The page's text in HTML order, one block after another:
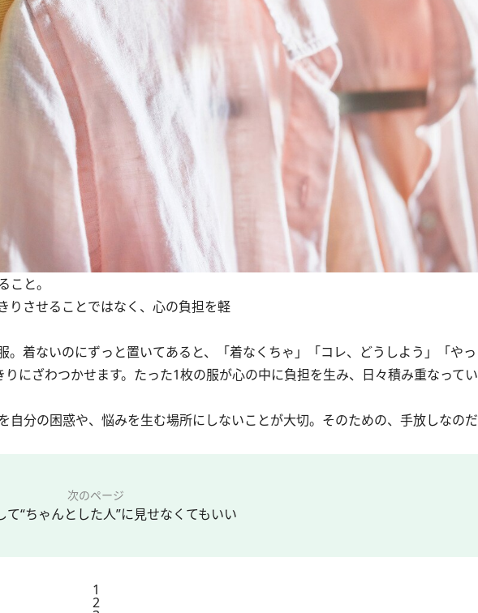
と。
りさせることではなく、心の負担を軽
着ないのにずっと置いてあると、「着なくちゃ」「コレ、どうしよう」「やっ
にざわつかせます。たった1枚の服が心の中に負担を生み、日々積み重なってい
分の困惑や、悩みを生む場所にしないことが大切。そのための、手放しなのだ
次のページ
て“ちゃんとした人”に見せなくてもいい
1
2